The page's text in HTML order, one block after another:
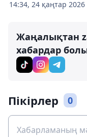
14:34, 24 қаңтар 2026
Жаңалықтан
хабардар
Пікірлер 0